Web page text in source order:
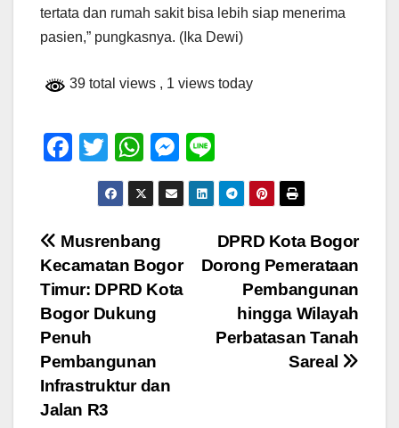
tertata dan rumah sakit bisa lebih siap menerima
pasien,” pungkasnya. (Ika Dewi)
39 total views , 1 views today
F
e
b
o
o
k
T
wi
tt
er
W
h
at
s
A
p
p
M
e
ss
n
g
n
e
Navigasi
pos
DPRD Kota Bogor
Dorong Pemerataan
Pembangunan
hingga Wilayah
Perbatasan Tanah
Sareal
Musrenbang
Kecamatan Bogor
Timur: DPRD Kota
Bogor Dukung
Penuh
Pembangunan
Infrastruktur dan
Jalan R3